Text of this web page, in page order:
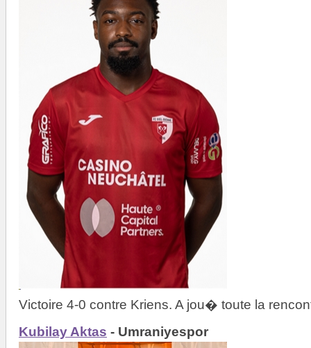
Victoire 4-0 contre Kriens. A jou� toute la
Kubilay Aktas - Umraniyespor